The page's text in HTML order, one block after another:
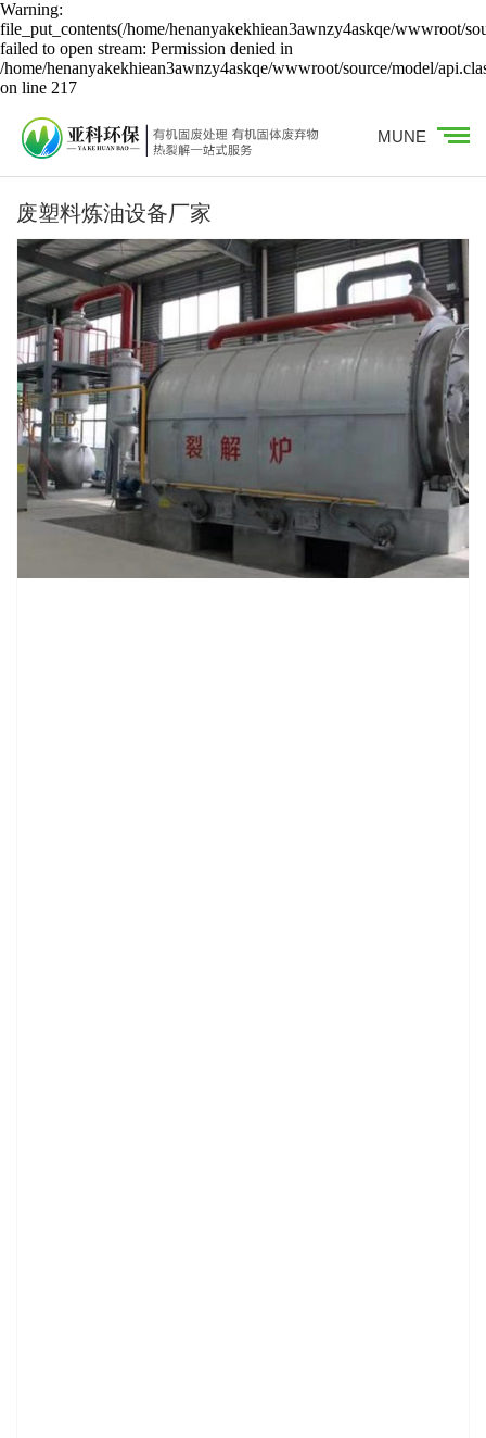
Warning:
file_put_contents(/home/henanyakekhiean3awnzy4askqe/wwwroot/
failed to open stream: Permission denied in
/home/henanyakekhiean3awnzy4askqe/wwwroot/source/model/
on line 217
MUNE
废塑料炼油设备厂家